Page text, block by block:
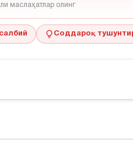
маслаҳатлар олинг
Соддароқ